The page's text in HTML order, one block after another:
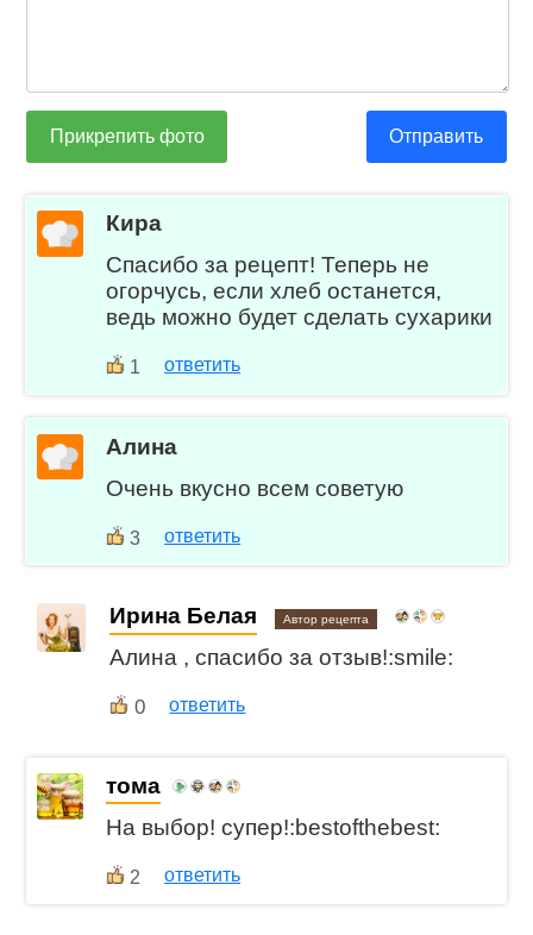
Прикрепить фото Отправить
Кира
Спасибо за рецепт! Теперь не
огорчусь, если хлеб останется,
ведь можно будет сделать сухарики
1 ответить
Алина
Очень вкусно всем советую
3 ответить
Ирина Белая Автор рецепта
Алина , спасибо за отзыв!:smile:
0 ответить
тома
На выбор! супер!:bestofthebest:
2 ответить